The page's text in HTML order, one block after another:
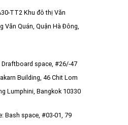
TT2 Khu đô thị Văn
Văn Quán, Quận Hà Đông,
Draftboard space, #26/-47
Building, 46 Chit Lom
Lumphini, Bangkok 10330
Bash space, #03-01, 79